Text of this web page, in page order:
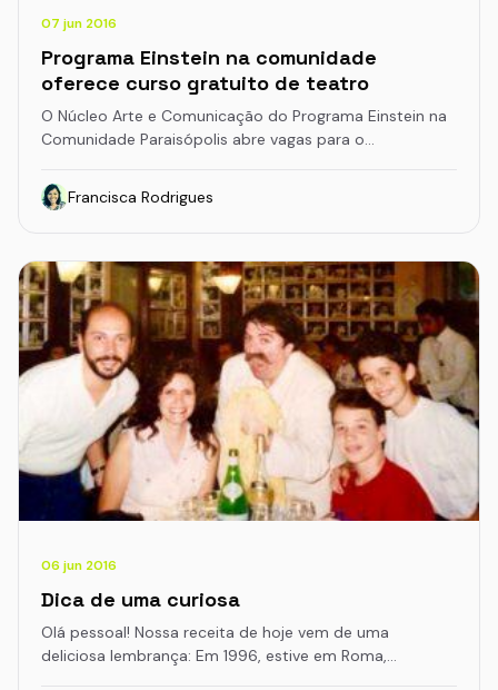
07 jun 2016
Programa Einstein na comunidade
oferece curso gratuito de teatro
O Núcleo Arte e Comunicação do Programa Einstein na
Comunidade Paraisópolis abre vagas para o…
Francisca Rodrigues
06 jun 2016
Dica de uma curiosa
Olá pessoal! Nossa receita de hoje vem de uma
deliciosa lembrança: Em 1996, estive em Roma,…